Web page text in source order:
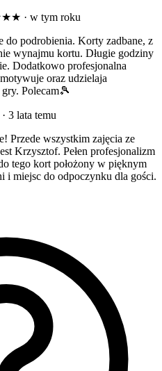
· w tym roku
do podrobienia. Korty zadbane, z
wynajmu kortu. Długie godziny
Dodatkowo profesjonalna
oraz udzielaja
Polecam🎾
· 3 lata temu
Przede wszystkim zajęcia ze
Krzysztof. Pełen profesjonalizm
tego kort położony w pięknym
i miejsc do odpoczynku dla gości.